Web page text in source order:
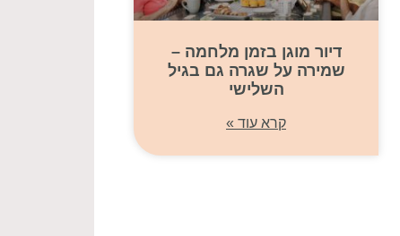
דיור מוגן בזמן מלחמה –
שמירה על שגרה גם בגיל
השלישי
קרא עוד »